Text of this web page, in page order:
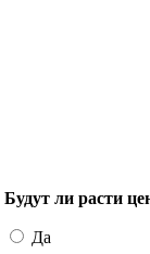
Будут ли расти
Да